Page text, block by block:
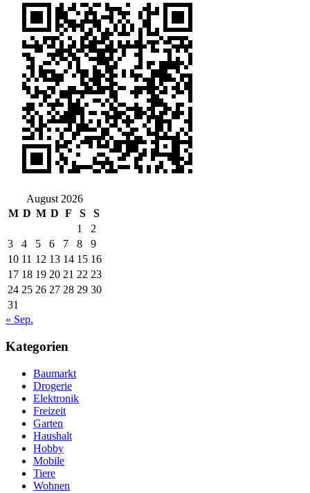
August 2026
M D M D F S
S
1
2
3
4 5 6 7 8
9
10 11 12 13 14 15 16
17 18 19 20 21 22 23
24 25 26 27 28 29 30
31
« Sep.
Kategorien
Baumarkt
Drogerie
Elektronik
Freizeit
Garten
Haushalt
Hobby
Mobile
Tiere
Wohnen